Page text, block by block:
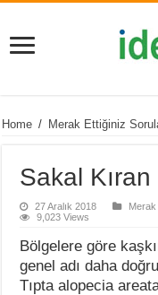
Home / Merak Ettiğiniz
Sakal
27 Aralık 2018 Merak
9,023 Views
Bölgelere göre
genel adı daha
Tıpta alopecia